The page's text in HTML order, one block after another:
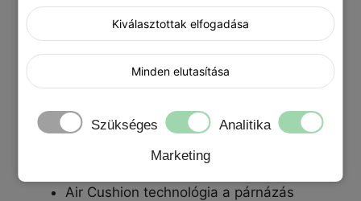
Kiválasztottak elfogadása
Minden elutasítása
Szükséges
Analitika
Marketing
védelem
Tartós PC és hőre lágyuló TPU anyagok
kombinációja
Védelem karcolásoktól, sérülésektől és
szennyeződésektől
Belső pókháló szerkezet az ütések
elnyelésére
Kiemelkedő élek védelmet nyújtanak a
Air Cushion technológia a párnázás